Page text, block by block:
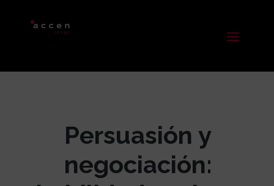
Persuasión y
negociación: